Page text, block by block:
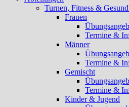
Turnen, Fitness &
Frauen
Termine &
Männer
Termine &
Gemischt
Termine &
Kinder & Jugend